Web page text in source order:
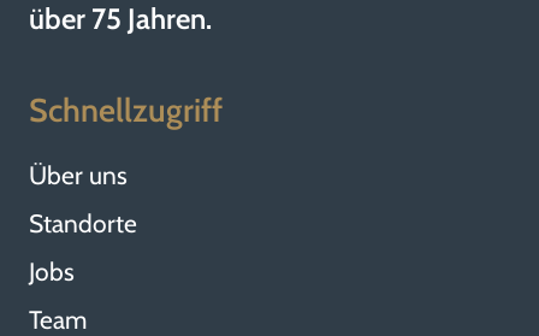
über 75 Jahren.
Schnellzugriff
Über uns
Standorte
Jobs
Team